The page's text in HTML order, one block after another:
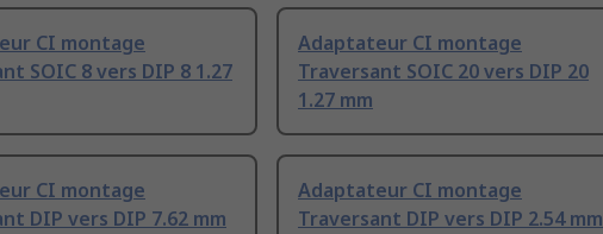
CI montage
SOIC 8 vers DIP 8 1.27
Adaptateur CI montage
Traversant SOIC 20 vers DIP 20
1.27 mm
CI montage
DIP vers DIP 7.62 mm
Adaptateur CI montage
Traversant DIP vers DIP 2.54 mm